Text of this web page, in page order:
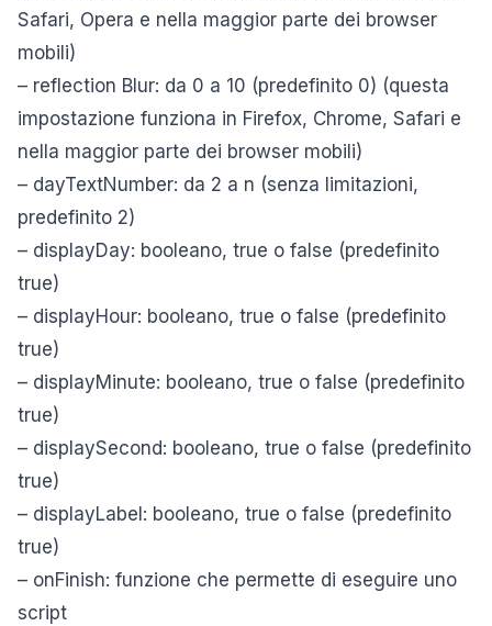
Safari, Opera e nella maggior parte dei browser
mobili)
– reflection Blur: da 0 a 10 (predefinito 0) (questa
impostazione funziona in Firefox, Chrome, Safari e
nella maggior parte dei browser mobili)
– dayTextNumber: da 2 a n (senza limitazioni,
predefinito 2)
– displayDay: booleano, true o false (predefinito
true)
– displayHour: booleano, true o false (predefinito
true)
– displayMinute: booleano, true o false (predefinito
true)
– displaySecond: booleano, true o false (predefinito
true)
– displayLabel: booleano, true o false (predefinito
true)
– onFinish: funzione che permette di eseguire uno
script